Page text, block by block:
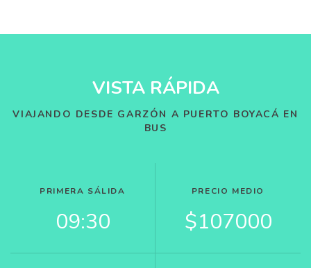
VISTA RÁPIDA
VIAJANDO DESDE GARZÓN A PUERTO BOYACÁ EN
BUS
PRIMERA SÁLIDA
09:30
PRECIO MEDIO
$107000